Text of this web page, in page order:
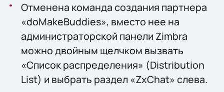
Отменена команда создания партнера
«doMakeBuddies», вместо нее на
администраторской панели Zimbra
можно двойным щелчком вызвать
«Список распределения» (Distribution
List) и выбрать раздел «ZxChat» слева.